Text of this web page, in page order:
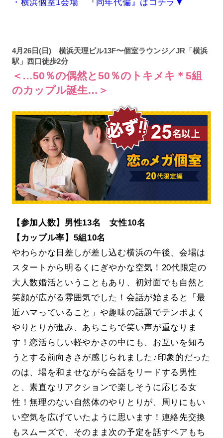
・横浜個室1会場 『同年代偏』はコチラ▼
4月26日(日) 横浜天理ビル13F〜個室ラウンジ／JR「横浜
駅」西口徒歩2分
＜…50％の偶然と50％のトキメキ＊5組
のカップル誕生…＞
【参加人数】男性13名 女性10名
【カップル率】5組10名
やわらかな日差しが差し込む横浜の午後、会場は
スタートから明るくにぎやかな空気！20代限定の
大人数婚活ということもあり、初対面でも自然と
笑顔が広がる雰囲気でした！会話が始まると「最
近ハマっていること」や趣味の話題でテンポよく
やりとりが進み、あちこちで笑い声が重なりま
す！恋活らしい軽やかさの中にも、お互いを知ろ
うとする前向きさが感じられました♪印象的だった
のは、場を和ませながら会話をリードする男性
と、素直なリアクションで楽しそうに応じる女
性！無理のない自然体のやりとりが、周りにもい
い空気を広げていたように思います！連絡先交換
もスムーズで、そのまま次の予定を話すペアもち